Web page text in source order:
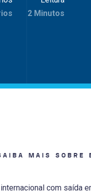
2 Minutos
MAIS SOBRE
com saída